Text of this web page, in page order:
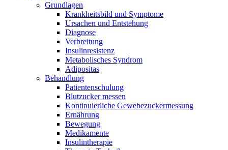
Grundlagen
Krankheitsbild und Symptome
Ursachen und Entstehung
Diagnose
Verbreitung
Insulinresistenz
Metabolisches Syndrom
Adipositas
Behandlung
Patientenschulung
Blutzucker messen
Kontinuierliche Gewebezuckermessung
Ernährung
Bewegung
Medikamente
Insulintherapie